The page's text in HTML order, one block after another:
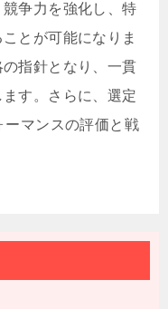
争力を強化し、特
とが可能になりま
指針となり、一貫
す。さらに、選定
ーマンスの評価と戦